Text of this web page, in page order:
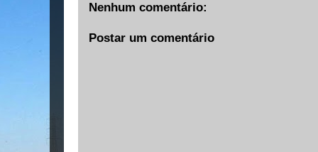
Nenhum comentário:
Postar um comentário